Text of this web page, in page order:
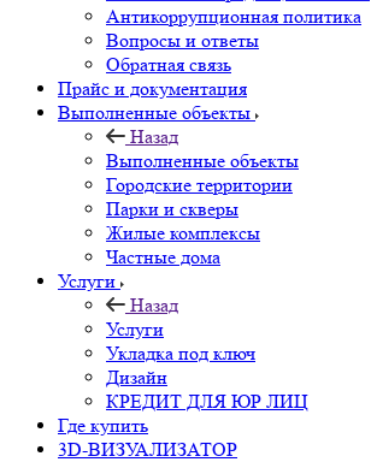
Антикоррупционная политика
Вопросы и ответы
Обратная связь
Прайс и документация
Выполненные объекты
Назад
Выполненные объекты
Городские территории
Парки и скверы
Жилые комплексы
Частные дома
Услуги
Назад
Услуги
Укладка под ключ
Дизайн
КРЕДИТ ДЛЯ ЮР ЛИЦ
Где купить
3D-ВИЗУАЛИЗАТОР